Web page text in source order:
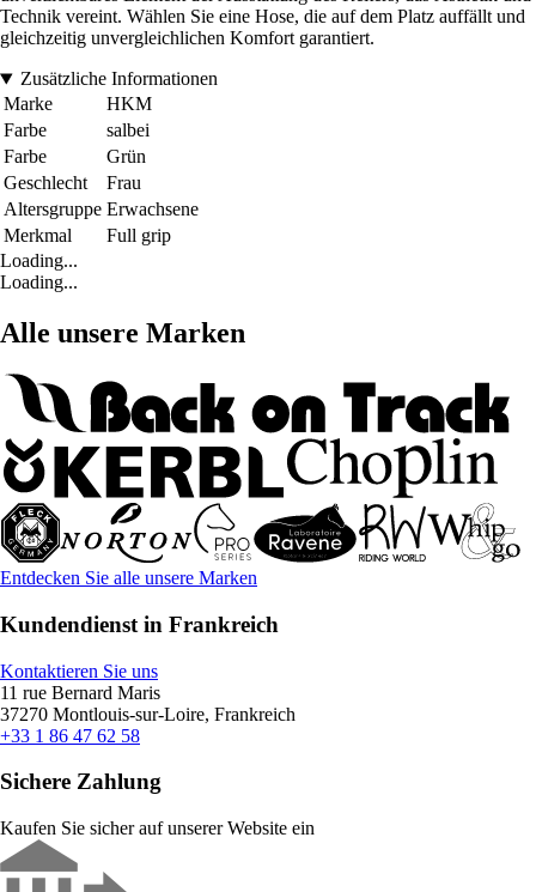
Technik vereint. Wählen Sie eine Hose, die auf dem Platz auffällt und
gleichzeitig unvergleichlichen Komfort garantiert.
Zusätzliche Informationen
Marke
HKM
Farbe
salbei
Farbe
Grün
Geschlecht
Frau
Altersgruppe Erwachsene
Merkmal
Full grip
Loading...
Loading...
Alle unsere Marken
Entdecken Sie alle unsere Marken
Kundendienst in Frankreich
Kontaktieren Sie uns
11 rue Bernard Maris
37270 Montlouis-sur-Loire, Frankreich
+33 1 86 47 62 58
Sichere Zahlung
Kaufen Sie sicher auf unserer Website ein